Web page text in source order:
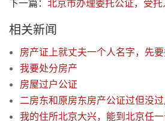
下一篇： 北京市办理委托公证，受托
相关新闻
我要处分房产
房屋过户公证